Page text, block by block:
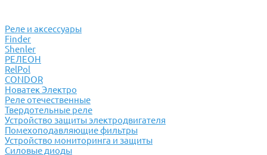
Реле и аксессуары
Finder
Shenler
РЕЛЕОН
RelPol
CONDOR
Новатек Электро
Реле отечественные
Твердотельные реле
Устройство защиты электродвигателя
Помехоподавляющие фильтры
Устройство мониторинга и защиты
Силовые диоды